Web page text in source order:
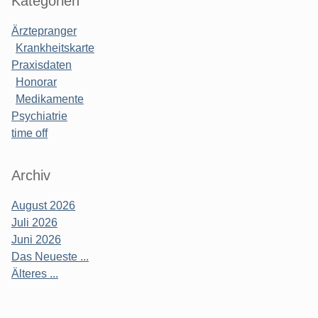
Ärztepranger
Krankheitskarte
Praxisdaten
Honorar
Medikamente
Psychiatrie
time off
Archiv
August 2026
Juli 2026
Juni 2026
Das Neueste ...
Älteres ...